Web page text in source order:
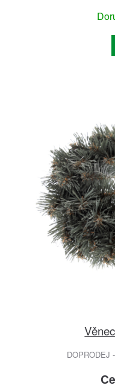
DOPRODEJ